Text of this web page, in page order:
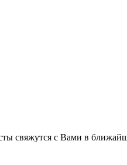
свяжутся с Вами в